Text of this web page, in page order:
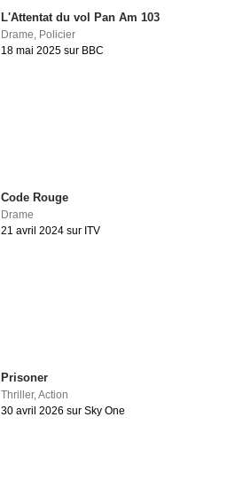
L'Attentat du vol Pan Am 103
Drame Policier
18 mai 2025 sur BBC
Code Rouge
Drame
21 avril 2024 sur ITV
Prisoner
Thriller,Action
30 avril 2026 sur Sky One